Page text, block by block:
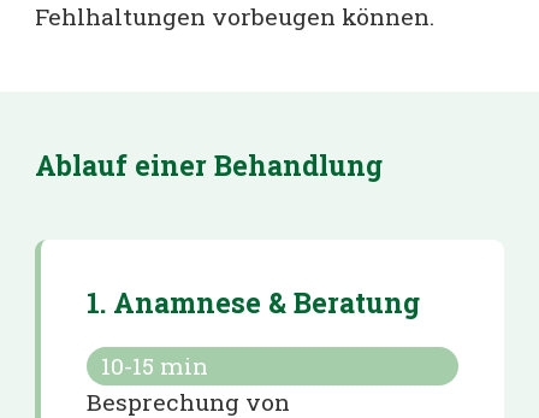
Fehlhaltungen vorbeugen können.
Ablauf einer Behandlung
1. Anamnese & Beratung
10-15 min
Besprechung von